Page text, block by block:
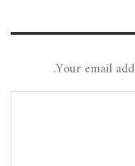
Your email